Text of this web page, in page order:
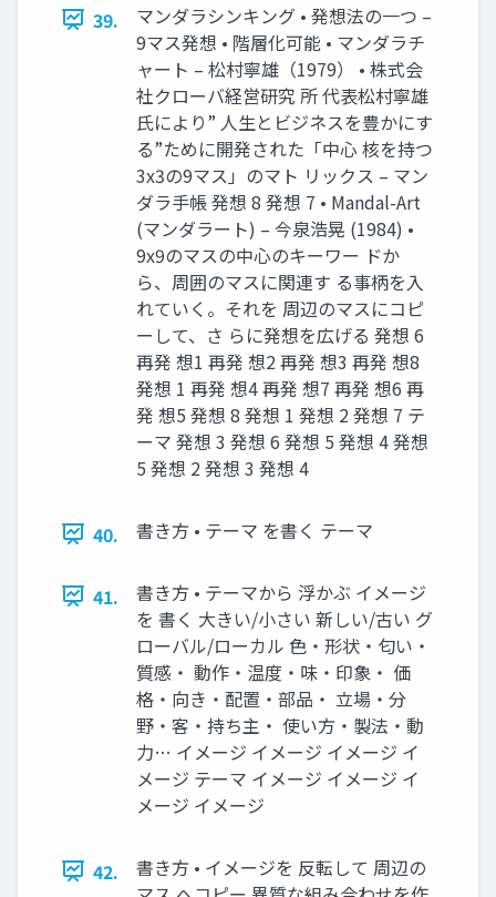
39.
マンダラシンキング • 発想法の一つ –
9マス発想 • 階層化可能 • マンダラチ
ャート – 松村寧雄（1979） • 株式会
社クローバ経営研究 所 代表松村寧雄
氏により” 人生とビジネスを豊かにす
る”ために開発された「中心 核を持つ
3x3の9マス」のマト リックス – マン
ダラ手帳 発想 8 発想 7 • Mandal-Art
(マンダラート) – 今泉浩晃 (1984) •
9x9のマスの中心のキーワー ドか
ら、周囲のマスに関連す る事柄を入
れていく。それを 周辺のマスにコピ
ーして、さ らに発想を広げる 発想 6
再発 想1 再発 想2 再発 想3 再発 想8
発想 1 再発 想4 再発 想7 再発 想6 再
発 想5 発想 8 発想 1 発想 2 発想 7 テ
ーマ 発想 3 発想 6 発想 5 発想 4 発想
5 発想 2 発想 3 発想 4
40. 書き方 • テーマ を書く テーマ
41.
書き方 • テーマから 浮かぶ イメージ
を 書く 大きい/小さい 新しい/古い グ
ローバル/ローカル 色・形状・匂い・
質感・ 動作・温度・味・印象・ 価
格・向き・配置・部品・ 立場・分
野・客・持ち主・ 使い方・製法・動
力… イメージ イメージ イメージ イ
メージ テーマ イメージ イメージ イ
メージ イメージ
42.
書き方 • イメージを 反転して 周辺の